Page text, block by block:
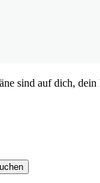
sind auf dich,